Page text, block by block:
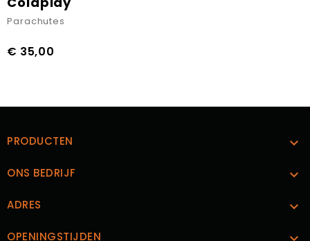
Parachutes
Prijs
€ 35,00
PRODUCTEN 
ONS BEDRIJF 
ADRES 
OPENINGSTIJDEN